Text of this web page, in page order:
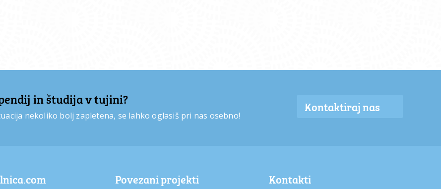
in študija v tujini?
nekoliko bolj zapletena, se lahko oglasiš pri nas osebno!
Kontaktiraj nas
Povezani projekti Kontakti